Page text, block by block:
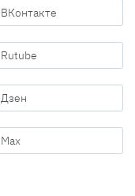
ВКонтакте
Rutube
Дзен
Max